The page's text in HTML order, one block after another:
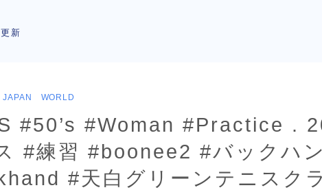
新
JAPAN WORLD
#50’s #Woman #Practice .
#練習 #boonee2 #バックハ
#天白グリーンテニスク